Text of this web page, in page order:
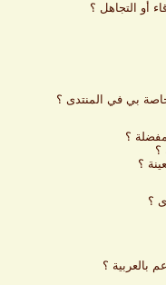
أو التجاهل ؟
بي في المنتدى ؟
؟
؟
؟
؟
بالعربية ؟